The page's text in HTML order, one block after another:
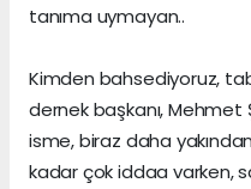
tanıma uymayan..
Kimden bahsediyoruz,
dernek başkanı, Mehmet
isme, biraz daha
kadar çok iddaa varken,